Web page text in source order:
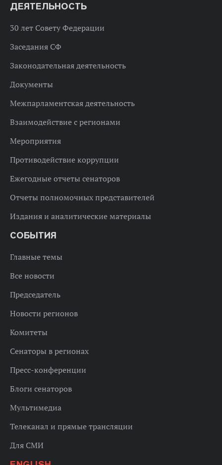
ДЕЯТЕЛЬНОСТЬ
30 лет Совету Федерации
Заседания СФ
Законодательная деятельность
Документы
Межпарламентская деятельность
Взаимодействие с регионами
Мероприятия
Противодействие коррупции
Ежегодные отчеты сенаторов
Отчеты полномочных представителей
Издания и аналитические материалы
СОБЫТИЯ
Главные темы
Все новости
Председатель
Новости регионов
Комитеты
Сенаторы в регионах
Пресс-конференции
Блоги сенаторов
Мультимедиа
Телеканал и прямые трансляции
Для СМИ